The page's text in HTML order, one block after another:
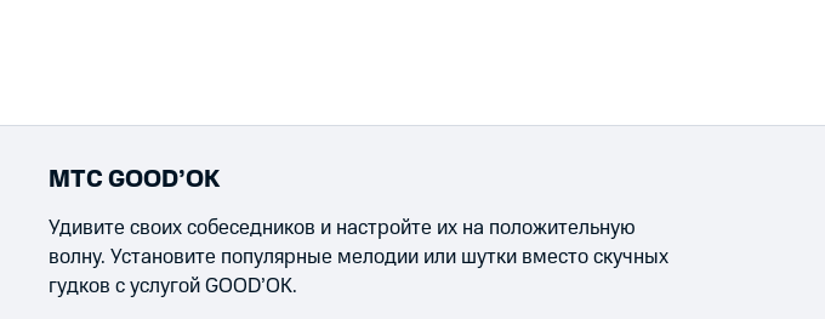
МТС GOOD’OK
Удивите своих собеседников и настройте их на положительную
волну. Установите популярные мелодии или шутки вместо скучных
гудков с услугой GOOD’OK.